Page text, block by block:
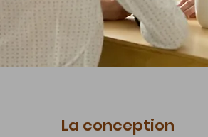
La conception